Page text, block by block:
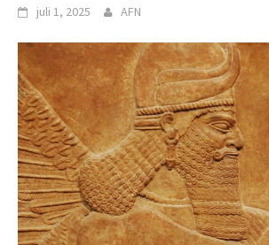
juli 1, 2025 AFN